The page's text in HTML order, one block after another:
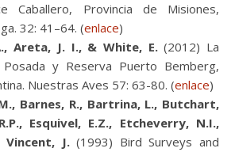
Caballero, Provincia de Misiones,
32: 41–64. (enlace)
Areta, J. I., & White, E.(2012) La
y Reserva Puerto Bemberg,
Nuestras Aves 57: 63-80. (enlace)
Barnes, R., Bartrina, L., Butchart,
Esquivel, E.Z., Etcheverry, N.I.,
Vincent, J.(1993) Bird Surveys and